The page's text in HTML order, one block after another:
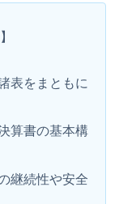
表をまともに
算書の基本構
継続性や安全